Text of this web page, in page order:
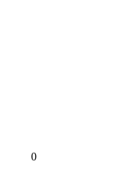
0